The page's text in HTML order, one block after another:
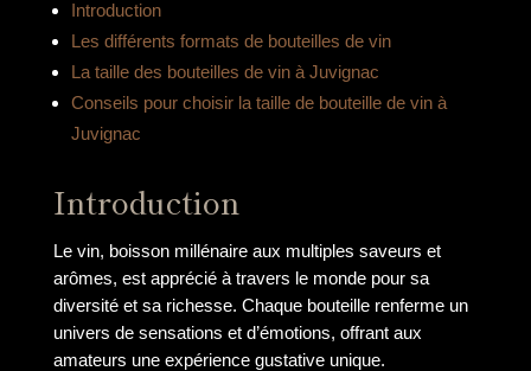
Introduction
Les différents formats de bouteilles de vin
La taille des bouteilles de vin à Juvignac
Conseils pour choisir la taille de bouteille de vin à
Juvignac
Introduction
Le vin, boisson millénaire aux multiples saveurs et
arômes, est apprécié à travers le monde pour sa
diversité et sa richesse. Chaque bouteille renferme un
univers de sensations et d’émotions, offrant aux
amateurs une expérience gustative unique.